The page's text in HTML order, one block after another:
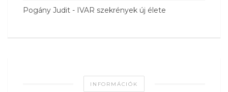
Pogány Judit - IVAR szekrények új élete
INFORMÁCIÓK